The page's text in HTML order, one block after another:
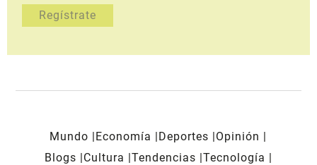
Mundo Economía Deportes
Opinión
Blogs
Cultura Tendencias Tecnología